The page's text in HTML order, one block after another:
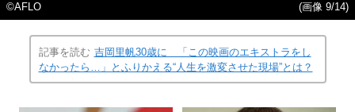
©AFLO (画像 9/14)
記事を読む 吉岡里帆30歳に 「この映画のエキストラをし
なかったら…」とふりかえる“人生を激変させた現場”とは？